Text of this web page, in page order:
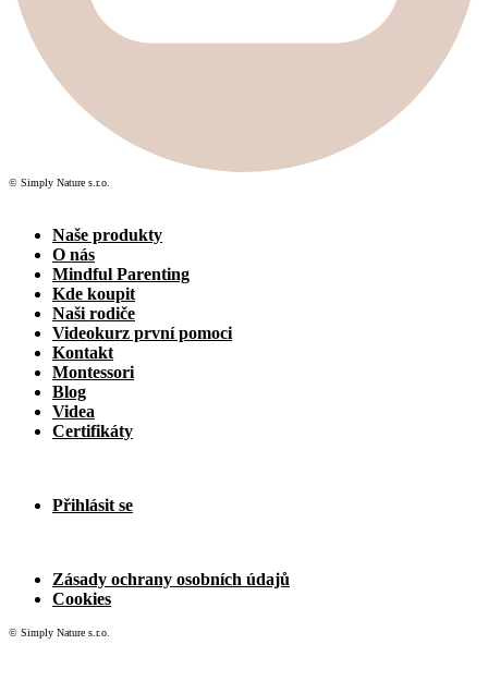
© Simply Nature s.r.o.
Naše produkty
O nás
Mindful Parenting
Kde koupit
Naši rodiče
Videokurz první pomoci
Kontakt
Montessori
Blog
Videa
Certifikáty
Přihlásit se
Zásady ochrany osobních údajů
Cookies
© Simply Nature s.r.o.